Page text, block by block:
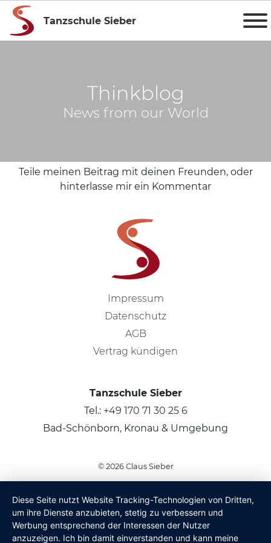
Tanzschule Sieber
Thinkblog
News from our World
Teile meinen Beitrag mit deinen Freunden, oder
hinterlasse mir ein Kommentar
Impressum
Datenschutz
AGB
Vertrag kündigen
Tanzschule Sieber
Tel.: +49 170 71 30 25 6
Bad-Schönborn, Kronau & Umgebung
© 2026 Claus Sieber
Diese Seite nutzt Website Tracking-Technologien von Dritten,
um ihre Dienste anzubieten, stetig zu verbessern und
Werbung entsprechend der Interessen der Nutzer
anzuzeigen. Ich bin damit einverstanden und kann meine